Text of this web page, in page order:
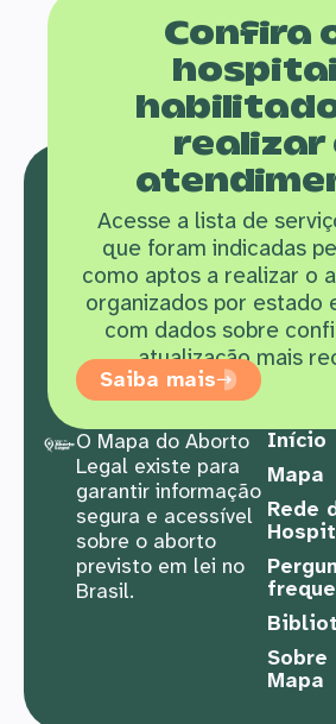
Confira
realizar
Acesse a lista de
que foram indicadas
como aptos a realizar o
organizados por estado
com dados sobre
atualização mais
Saiba mais
O Mapa do Aborto
Legal existe para
garantir informação
segura e acessível
sobre o aborto
previsto em lei no
Brasil.
Início
Mapa
Rede
Sobre
Mapa